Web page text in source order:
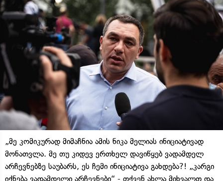
„მე კომიკურად მიმაჩნია ამის ნიკა მელიას ინიციატივად
მონათვლა. მე თუ კიდევ ერთხელ დავიწყებ ვადამდელ
არჩევნებზე საუბარს, ეს ჩემი ინიციატივა გახდება?! „კარგი
იქნება ვადამდელი არჩევნები“ - თქვენ ახლა მიხვალთ და